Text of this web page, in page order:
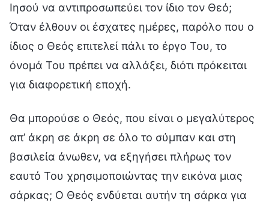
Ιησού να αντιπροσωπεύει τον ίδιο τον Θεό;
Όταν έλθουν οι έσχατες ημέρες, παρόλο που ο
ίδιος ο Θεός επιτελεί πάλι το έργο Του, το
όνομά Του πρέπει να αλλάξει, διότι πρόκειται
για διαφορετική εποχή.
Θα μπορούσε ο Θεός, που είναι ο μεγαλύτερος
απ’ άκρη σε άκρη σε όλο το σύμπαν και στη
βασιλεία άνωθεν, να εξηγήσει πλήρως τον
εαυτό Του χρησιμοποιώντας την εικόνα μιας
σάρκας; Ο Θεός ενδύεται αυτήν τη σάρκα για